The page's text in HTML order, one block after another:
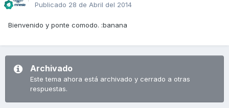
Publicado 28 de Abril del 2014
Bienvenido y ponte comodo. :banana
Archivado
Este tema ahora está archivado y cerrado a otras
respuestas.